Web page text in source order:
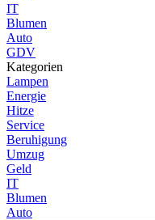
IT
Blumen
Auto
GDV
Kategorien
Lampen
Energie
Hitze
Service
Beruhigung
Umzug
Geld
IT
Blumen
Auto